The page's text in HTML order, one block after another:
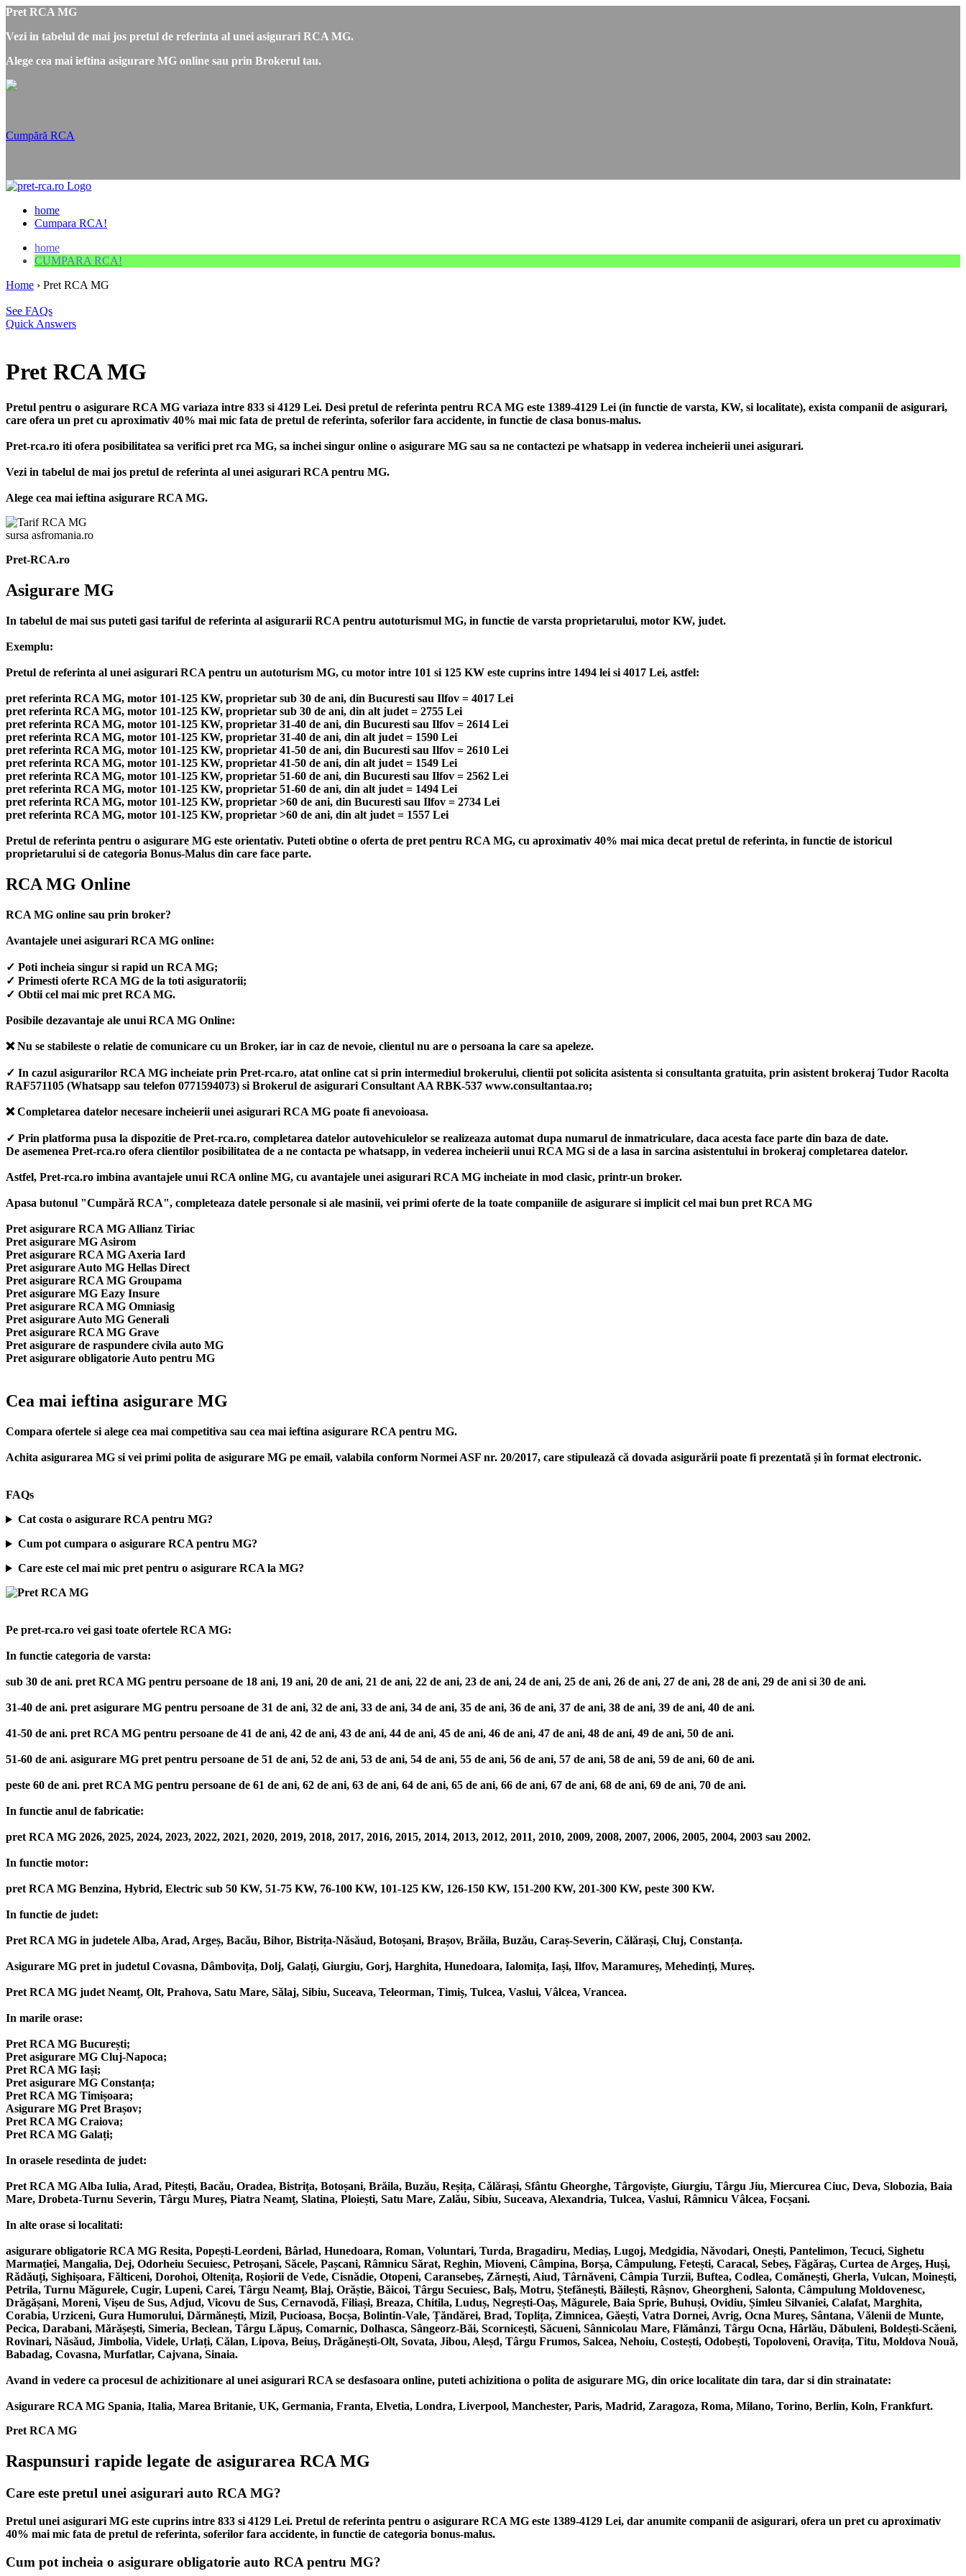
Pret RCA MG
Vezi in tabelul de mai jos pretul de referinta al unei asigurari RCA MG.
Alege cea mai ieftina asigurare MG online sau prin Brokerul tau.
Cumpără RCA
home
Cumpara RCA!
home
CUMPARA RCA!
Home › Pret RCA MG
See FAQs
Quick Answers
Pret RCA MG
Pretul pentru o asigurare RCA MG variaza intre 833 si 4129 Lei. Desi pretul de referinta pentru RCA MG este 1389-4129 Lei (in functie de varsta, KW, si localitate), exista companii de asigurari,
care ofera un pret cu aproximativ 40% mai mic fata de pretul de referinta, soferilor fara accidente, in functie de clasa bonus-malus.
Pret-rca.ro iti ofera posibilitatea sa verifici pret rca MG, sa inchei singur online o asigurare MG sau sa ne contactezi pe whatsapp in vederea incheierii unei asigurari.
Vezi in tabelul de mai jos pretul de referinta al unei asigurari RCA pentru MG.
Alege cea mai ieftina asigurare RCA MG.
sursa asfromania.ro
Pret-RCA.ro
Asigurare MG
In tabelul de mai sus puteti gasi tariful de referinta al asigurarii RCA pentru autoturismul MG, in functie de varsta proprietarului, motor KW, judet.
Exemplu:
Pretul de referinta al unei asigurari RCA pentru un autoturism MG, cu motor intre 101 si 125 KW este cuprins intre 1494 lei si 4017 Lei, astfel:
pret referinta RCA MG, motor 101-125 KW, proprietar sub 30 de ani, din Bucuresti sau Ilfov = 4017 Lei
pret referinta RCA MG, motor 101-125 KW, proprietar sub 30 de ani, din alt judet = 2755 Lei
pret referinta RCA MG, motor 101-125 KW, proprietar 31-40 de ani, din Bucuresti sau Ilfov = 2614 Lei
pret referinta RCA MG, motor 101-125 KW, proprietar 31-40 de ani, din alt judet = 1590 Lei
pret referinta RCA MG, motor 101-125 KW, proprietar 41-50 de ani, din Bucuresti sau Ilfov = 2610 Lei
pret referinta RCA MG, motor 101-125 KW, proprietar 41-50 de ani, din alt judet = 1549 Lei
pret referinta RCA MG, motor 101-125 KW, proprietar 51-60 de ani, din Bucuresti sau Ilfov = 2562 Lei
pret referinta RCA MG, motor 101-125 KW, proprietar 51-60 de ani, din alt judet = 1494 Lei
pret referinta RCA MG, motor 101-125 KW, proprietar >60 de ani, din Bucuresti sau Ilfov = 2734 Lei
pret referinta RCA MG, motor 101-125 KW, proprietar >60 de ani, din alt judet = 1557 Lei
Pretul de referinta pentru o asigurare MG este orientativ. Puteti obtine o oferta de pret pentru RCA MG, cu aproximativ 40% mai mica decat pretul de referinta, in functie de istoricul
proprietarului si de categoria Bonus-Malus din care face parte.
RCA MG Online
RCA MG online sau prin broker?
Avantajele unei asigurari RCA MG online:
✓ Poti incheia singur si rapid un RCA MG;
✓ Primesti oferte RCA MG de la toti asiguratorii;
✓ Obtii cel mai mic pret RCA MG.
Posibile dezavantaje ale unui RCA MG Online:
❌ Nu se stabileste o relatie de comunicare cu un Broker, iar in caz de nevoie, clientul nu are o persoana la care sa apeleze.
✓ In cazul asigurarilor RCA MG incheiate prin Pret-rca.ro, atat online cat si prin intermediul brokerului, clientii pot solicita asistenta si consultanta gratuita, prin asistent brokeraj Tudor Racolta
RAF571105 (Whatsapp sau telefon 0771594073) si Brokerul de asigurari Consultant AA RBK-537 www.consultantaa.ro;
❌ Completarea datelor necesare incheierii unei asigurari RCA MG poate fi anevoioasa.
✓ Prin platforma pusa la dispozitie de Pret-rca.ro, completarea datelor autovehiculelor se realizeaza automat dupa numarul de inmatriculare, daca acesta face parte din baza de date.
De asemenea Pret-rca.ro ofera clientilor posibilitatea de a ne contacta pe whatsapp, in vederea incheierii unui RCA MG si de a lasa in sarcina asistentului in brokeraj completarea datelor.
Astfel, Pret-rca.ro imbina avantajele unui RCA online MG, cu avantajele unei asigurari RCA MG incheiate in mod clasic, printr-un broker.
Apasa butonul "Cumpără RCA", completeaza datele personale si ale masinii, vei primi oferte de la toate companiile de asigurare si implicit cel mai bun pret RCA MG
Pret asigurare RCA MG Allianz Tiriac
Pret asigurare MG Asirom
Pret asigurare RCA MG Axeria Iard
Pret asigurare Auto MG Hellas Direct
Pret asigurare RCA MG Groupama
Pret asigurare MG Eazy Insure
Pret asigurare RCA MG Omniasig
Pret asigurare Auto MG Generali
Pret asigurare RCA MG Grave
Pret asigurare de raspundere civila auto MG
Pret asigurare obligatorie Auto pentru MG
Cea mai ieftina asigurare MG
Compara ofertele si alege cea mai competitiva sau cea mai ieftina asigurare RCA pentru MG.
Achita asigurarea MG si vei primi polita de asigurare MG pe email, valabila conform Normei ASF nr. 20/2017, care stipulează că dovada asigurării poate fi prezentată și în format electronic.
FAQs
Cat costa o asigurare RCA pentru MG?
Cum pot cumpara o asigurare RCA pentru MG?
Care este cel mai mic pret pentru o asigurare RCA la MG?
Pe pret-rca.ro vei gasi toate ofertele RCA MG:
In functie categoria de varsta:
sub 30 de ani. pret RCA MG pentru persoane de 18 ani, 19 ani, 20 de ani, 21 de ani, 22 de ani, 23 de ani, 24 de ani, 25 de ani, 26 de ani, 27 de ani, 28 de ani, 29 de ani si 30 de ani.
31-40 de ani. pret asigurare MG pentru persoane de 31 de ani, 32 de ani, 33 de ani, 34 de ani, 35 de ani, 36 de ani, 37 de ani, 38 de ani, 39 de ani, 40 de ani.
41-50 de ani. pret RCA MG pentru persoane de 41 de ani, 42 de ani, 43 de ani, 44 de ani, 45 de ani, 46 de ani, 47 de ani, 48 de ani, 49 de ani, 50 de ani.
51-60 de ani. asigurare MG pret pentru persoane de 51 de ani, 52 de ani, 53 de ani, 54 de ani, 55 de ani, 56 de ani, 57 de ani, 58 de ani, 59 de ani, 60 de ani.
peste 60 de ani. pret RCA MG pentru persoane de 61 de ani, 62 de ani, 63 de ani, 64 de ani, 65 de ani, 66 de ani, 67 de ani, 68 de ani, 69 de ani, 70 de ani.
In functie anul de fabricatie:
pret RCA MG 2026, 2025, 2024, 2023, 2022, 2021, 2020, 2019, 2018, 2017, 2016, 2015, 2014, 2013, 2012, 2011, 2010, 2009, 2008, 2007, 2006, 2005, 2004, 2003 sau 2002.
In functie motor:
pret RCA MG Benzina, Hybrid, Electric sub 50 KW, 51-75 KW, 76-100 KW, 101-125 KW, 126-150 KW, 151-200 KW, 201-300 KW, peste 300 KW.
In functie de judet:
Pret RCA MG in judetele Alba, Arad, Argeș, Bacău, Bihor, Bistrița-Năsăud, Botoșani, Brașov, Brăila, Buzău, Caraș-Severin, Călărași, Cluj, Constanța.
Asigurare MG pret in judetul Covasna, Dâmbovița, Dolj, Galați, Giurgiu, Gorj, Harghita, Hunedoara, Ialomița, Iași, Ilfov, Maramureș, Mehedinți, Mureș.
Pret RCA MG judet Neamț, Olt, Prahova, Satu Mare, Sălaj, Sibiu, Suceava, Teleorman, Timiș, Tulcea, Vaslui, Vâlcea, Vrancea.
In marile orase:
Pret RCA MG București;
Pret asigurare MG Cluj-Napoca;
Pret RCA MG Iași;
Pret asigurare MG Constanța;
Pret RCA MG Timișoara;
Asigurare MG Pret Brașov;
Pret RCA MG Craiova;
Pret RCA MG Galați;
In orasele resedinta de judet:
Pret RCA MG Alba Iulia, Arad, Pitești, Bacău, Oradea, Bistrița, Botoșani, Brăila, Buzău, Reșița, Călărași, Sfântu Gheorghe, Târgoviște, Giurgiu, Târgu Jiu, Miercurea Ciuc, Deva, Slobozia, Baia
Mare, Drobeta-Turnu Severin, Târgu Mureș, Piatra Neamț, Slatina, Ploiești, Satu Mare, Zalău, Sibiu, Suceava, Alexandria, Tulcea, Vaslui, Râmnicu Vâlcea, Focșani.
In alte orase si localitati:
asigurare obligatorie RCA MG Resita, Popești-Leordeni, Bârlad, Hunedoara, Roman, Voluntari, Turda, Bragadiru, Mediaș, Lugoj, Medgidia, Năvodari, Onești, Pantelimon, Tecuci, Sighetu
Marmației, Mangalia, Dej, Odorheiu Secuiesc, Petroșani, Săcele, Pașcani, Râmnicu Sărat, Reghin, Mioveni, Câmpina, Borșa, Câmpulung, Fetești, Caracal, Sebeș, Făgăraș, Curtea de Argeș, Huși,
Rădăuți, Sighișoara, Fălticeni, Dorohoi, Oltenița, Roșiorii de Vede, Cisnădie, Otopeni, Caransebeș, Zărnești, Aiud, Târnăveni, Câmpia Turzii, Buftea, Codlea, Comănești, Gherla, Vulcan, Moinești,
Petrila, Turnu Măgurele, Cugir, Lupeni, Carei, Târgu Neamț, Blaj, Orăștie, Băicoi, Târgu Secuiesc, Balș, Motru, Ștefănești, Băilești, Râșnov, Gheorgheni, Salonta, Câmpulung Moldovenesc,
Drăgășani, Moreni, Vișeu de Sus, Adjud, Vicovu de Sus, Cernavodă, Filiași, Breaza, Chitila, Luduș, Negrești-Oaș, Măgurele, Baia Sprie, Buhuși, Ovidiu, Șimleu Silvaniei, Calafat, Marghita,
Corabia, Urziceni, Gura Humorului, Dărmănești, Mizil, Pucioasa, Bocșa, Bolintin-Vale, Țăndărei, Brad, Toplița, Zimnicea, Găești, Vatra Dornei, Avrig, Ocna Mureș, Sântana, Vălenii de Munte,
Pecica, Darabani, Mărășești, Simeria, Beclean, Târgu Lăpuș, Comarnic, Dolhasca, Sângeorz-Băi, Scornicești, Săcueni, Sânnicolau Mare, Flămânzi, Târgu Ocna, Hârlău, Dăbuleni, Boldești-Scăeni,
Rovinari, Năsăud, Jimbolia, Videle, Urlați, Călan, Lipova, Beiuș, Drăgănești-Olt, Sovata, Jibou, Aleșd, Târgu Frumos, Salcea, Nehoiu, Costești, Odobești, Topoloveni, Oravița, Titu, Moldova Nouă,
Babadag, Covasna, Murfatlar, Cajvana, Sinaia.
Avand in vedere ca procesul de achizitionare al unei asigurari RCA se desfasoara online, puteti achizitiona o polita de asigurare MG, din orice localitate din tara, dar si din strainatate:
Asigurare RCA MG Spania, Italia, Marea Britanie, UK, Germania, Franta, Elvetia, Londra, Liverpool, Manchester, Paris, Madrid, Zaragoza, Roma, Milano, Torino, Berlin, Koln, Frankfurt.
Pret RCA MG
Raspunsuri rapide legate de asigurarea RCA MG
Care este pretul unei asigurari auto RCA MG?
Pretul unei asigurari MG este cuprins intre 833 si 4129 Lei. Pretul de referinta pentru o asigurare RCA MG este 1389-4129 Lei, dar anumite companii de asigurari, ofera un pret cu aproximativ
40% mai mic fata de pretul de referinta, soferilor fara accidente, in functie de categoria bonus-malus.
Cum pot incheia o asigurare obligatorie auto RCA pentru MG?